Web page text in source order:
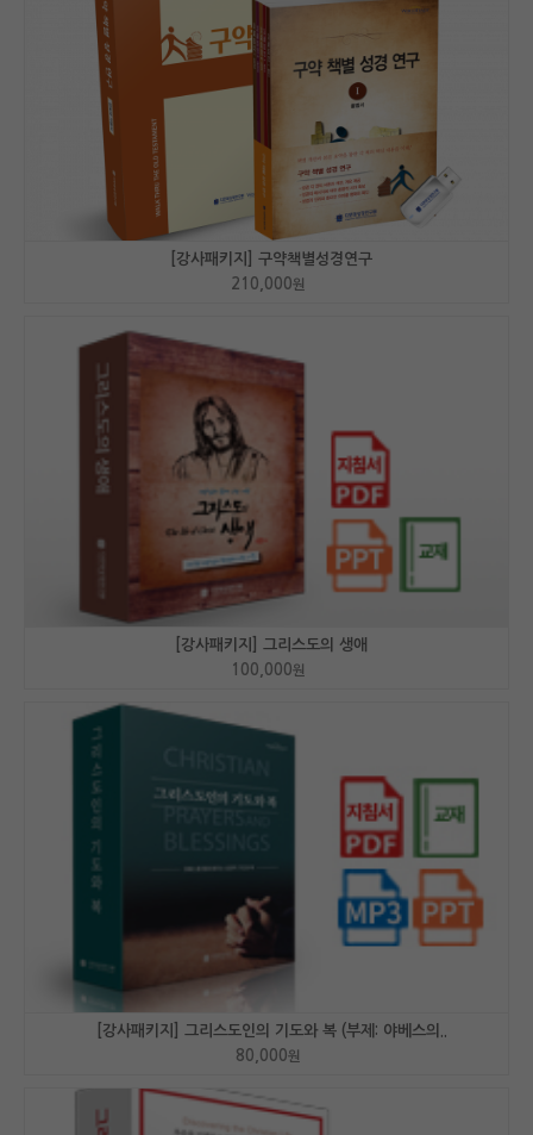
[강사패키지] 구약책별성경연구
210,000원
[강사패키지] 그리스도의 생애
100,000원
[강사패키지] 그리스도인의 기도와 복 (부제: 야베스의..
80,000원